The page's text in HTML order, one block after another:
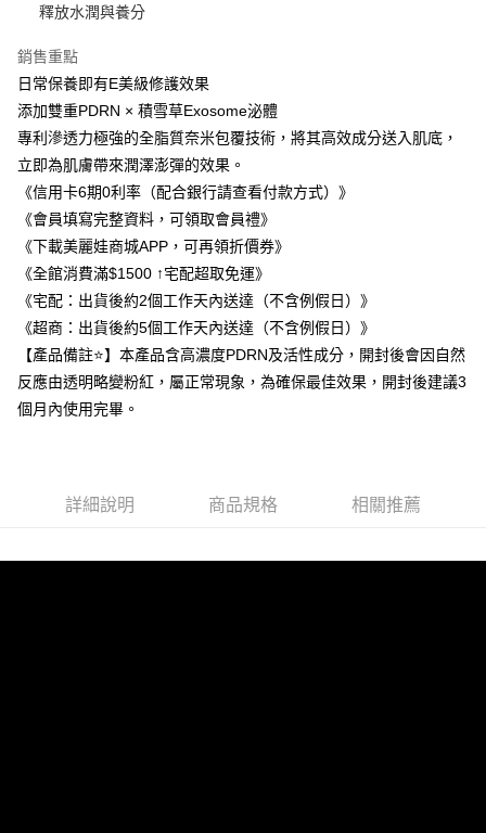
台灣樂天信用卡公司
【關於「AFTEE先享後付」】
AFTEE先享後付是「在收到商品之後才付款」的支付方式。 讓您購物簡單
便利好安心！
２．便利：只要手機號碼，簡訊認證，即可結帳。
３．安心：先確認商品／服務後，再付款。
【「AFTEE先享後付」結帳流程】
１．於結帳方式選擇「AFTEE先享後付」後，將跳轉至「AFTEE先享後付」
結帳頁面，進行簡訊認證並確認金額後，即可完成結帳。
２．訂單成立數日內，您將收到繳費通知簡訊。
３．收到繳費通知簡訊後14天內，點擊此簡訊中的連結，可透過四大超商／
ATM／網路銀行／等多元方式進行付款，方視為交易完成。
※ 請注意：結帳手續完成當下不需立刻繳費，但若您需要取消訂單，請聯絡
後付繳納相關費用。
【注意事項】
ATM付款
運送方式
全家取貨付款
每筆NT$100，滿NT$1,500(含以上)免運費
付款後全家取貨
每筆NT$100，滿NT$1,500(含以上)免運費
萊爾富取貨付款
每筆NT$100，滿NT$1,500(含以上)免運費
7-11取貨付款
釋放水潤與養分
銷售重點
日常保養即有E美級修護效果
添加雙重PDRN × 積雪草Exosome泌體
專利滲透力極強的全脂質奈米包覆技術，將其高效成分送入肌底，
立即為肌膚帶來潤澤澎彈的效果。
《信用卡6期0利率（配合銀行請查看付款方式）》
《會員填寫完整資料，可領取會員禮》
《下載美麗娃商城APP，可再領折價券》
《全館消費滿$1500 ↑宅配超取免運》
《宅配：出貨後約2個工作天內送達（不含例假日）》
《超商：出貨後約5個工作天內送達（不含例假日）》
【產品備註⭐】本產品含高濃度PDRN及活性成分，開封後會因自然
反應由透明略變粉紅，屬正常現象，為確保最佳效果，開封後建議3
個月內使用完畢。
詳細說明 商品規格 相關推薦